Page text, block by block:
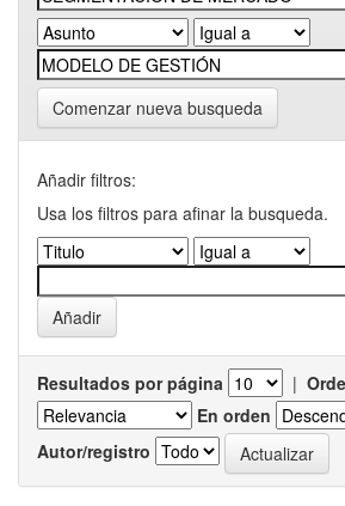
Comenzar nueva busqueda
Añadir filtros:
Usa los filtros para afinar la busqueda.
Resultados por página |
En orden
Autor/registro